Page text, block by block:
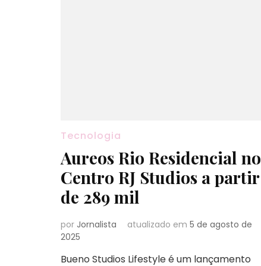
Tecnologia
Aureos Rio Residencial no
Centro RJ Studios a partir
de 289 mil
por Jornalista atualizado em 5 de agosto de
2025
Bueno Studios Lifestyle é um lançamento